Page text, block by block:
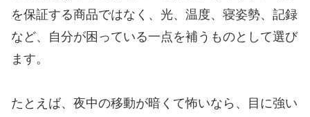
を保証する商品ではなく、光、温度、寝姿勢、記録
など、自分が困っている一点を補うものとして選び
ます。
たとえば、夜中の移動が暗くて怖いなら、目に強い